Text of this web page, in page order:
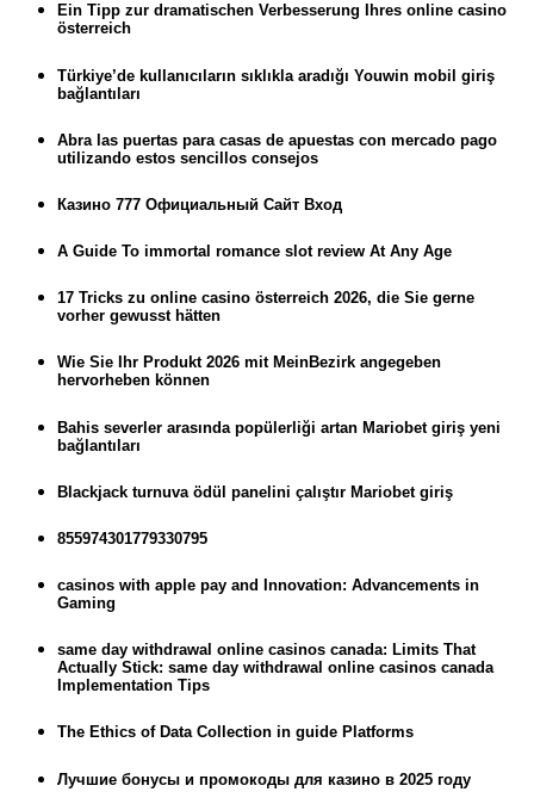
Ein Tipp zur dramatischen Verbesserung Ihres online casino
österreich
Türkiye’de kullanıcıların sıklıkla aradığı Youwin mobil giriş
bağlantıları
Abra las puertas para casas de apuestas con mercado pago
utilizando estos sencillos consejos
Казино 777 Официальный Сайт Вход
A Guide To immortal romance slot review At Any Age
17 Tricks zu online casino österreich 2026, die Sie gerne
vorher gewusst hätten
Wie Sie Ihr Produkt 2026 mit MeinBezirk angegeben
hervorheben können
Bahis severler arasında popülerliği artan Mariobet giriş yeni
bağlantıları
Blackjack turnuva ödül panelini çalıştır Mariobet giriş
855974301779330795
casinos with apple pay and Innovation: Advancements in
Gaming
same day withdrawal online casinos canada: Limits That
Actually Stick: same day withdrawal online casinos canada
Implementation Tips
The Ethics of Data Collection in guide Platforms
Лучшие бонусы и промокоды для казино в 2025 году